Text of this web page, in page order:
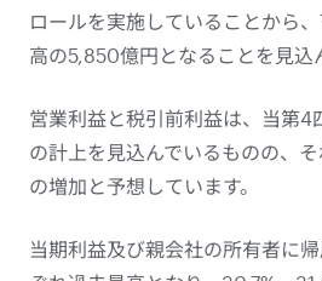
ロールを実施していることから
高の5,850億円となることを見込
営業利益と税引前利益は、当第4
の計上を見込んでいるものの、
の増加と予想しています。
当期利益及び親会社の所有者に